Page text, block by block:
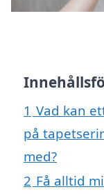
1 Vad kan
på
med?
2 Få alltid